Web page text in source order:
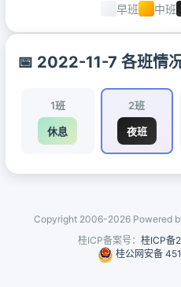
早班 中班
📅 2022-11-7 各班情
1班
休息
2班
夜班
Copyright 2006-2026 Powered
桂ICP备案号： 桂ICP备
桂公网安备